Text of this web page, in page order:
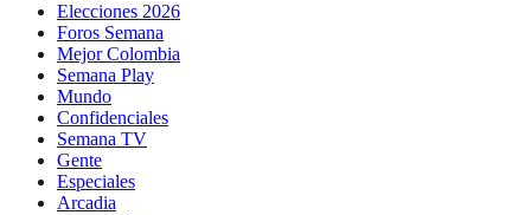
Elecciones 2026
Foros Semana
Mejor Colombia
Semana Play
Mundo
Confidenciales
Semana TV
Gente
Especiales
Arcadia